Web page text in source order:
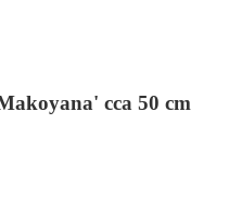
cca 50 cm